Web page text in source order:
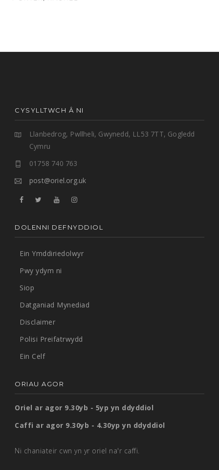
CYSYLLTWCH Â NI
Llanbedrog, Pwllheli, Gwynedd, LL53 7TT, Gogledd
Cymru
01758 740 763
post@oriel.org.uk
DOLENNI DEFNYDDIOL
Ein Ymddiriedolwyr
Pwy ydym ni
Siop
Datganiad Mynediad
Disclaimer
Polisi Preifatrwydd
Ein Celf
ORIAU AGOR
Oriel ar agor 9.30yb - 5yp yn ddyddiol
Caffi ar agor 9.30yb - 4.30yp yn ddyddiol
Ni chaniateir cwn yn yr oriel na'r caffi.